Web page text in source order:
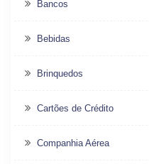
Bancos
Bebidas
Brinquedos
Cartões de Crédito
Companhia Aérea